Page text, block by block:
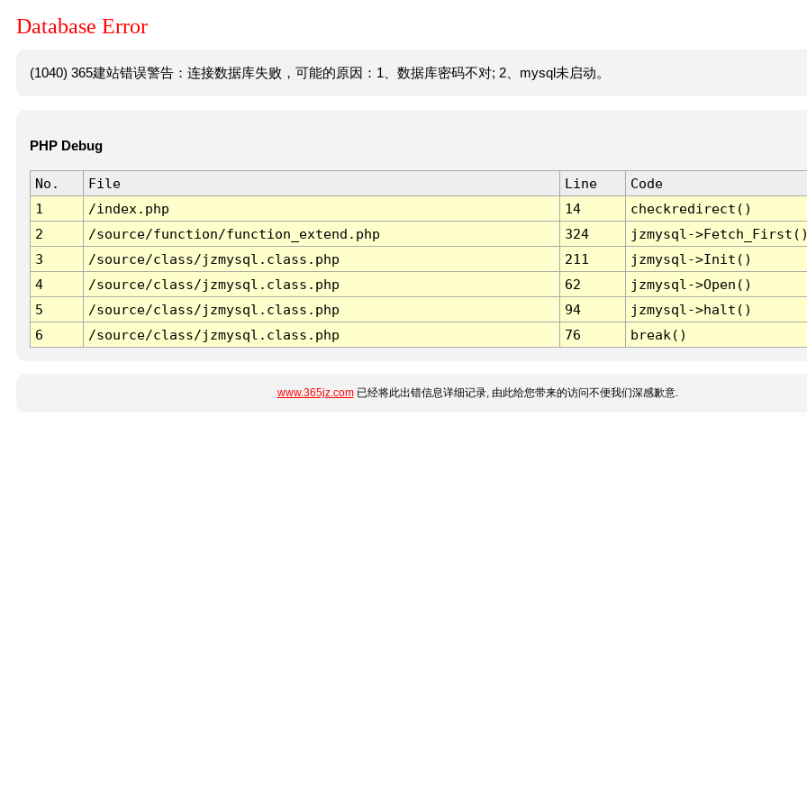
Database Error
(1040) 365建站错误警告：连接数据库失败，可能的原因：1、数据库密码不对; 2、mysql未启动。
PHP Debug
No. File Line
Code
1
/index.php 14
checkredirect()
2
/source/function/function_extend.php 324
jzmysql-
3
/source/class/jzmysql.class.php 211
jzmysql->Init()
4
/source/class/jzmysql.class.php 62
jzmysql->Open()
5
/source/class/jzmysql.class.php 94
jzmysql->halt()
6
/source/class/jzmysql.class.php 76 break()
www.365jz.com已经将此出错信息详细记录, 由此给您带来的访问不便我们深感歉意.